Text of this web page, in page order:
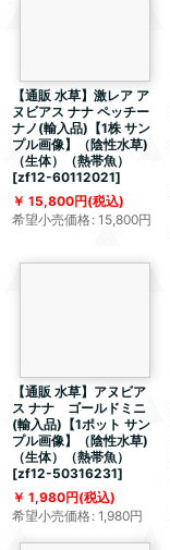
【通販 水草】激レア ア
ヌビアス ナナ ペッチー
ナノ(輸入品)【1株 サン
プル画像】（陰性水草)
（生体）（熱帯魚）
[zf12-60112021]
15,800円(税込)
希望小売価格: 15,800円
【通販 水草】アヌビア
ス ナナ ゴールドミニ
(輸入品)【1ポット サン
プル画像】（陰性水草)
（生体）（熱帯魚）
[zf12-50316231]
1,980円(税込)
希望小売価格: 1,980円